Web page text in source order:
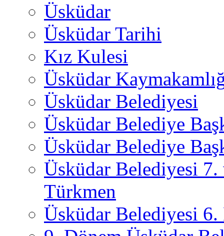
Üsküdar
Üsküdar Tarihi
Kız Kulesi
Üsküdar
Üsküdar Belediyesi
Üsküdar Belediye
Üsküdar Belediye
Üsküdar Belediyesi
Türkmen
Üsküdar Belediyesi 6.